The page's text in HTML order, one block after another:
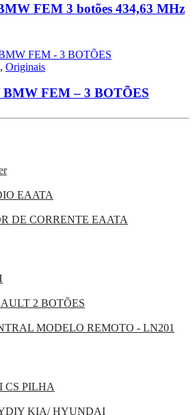
FEM 3 botões 434,63 MHz
, Originais
FEM – 3 BOTÕES
EAATA
DE CORRENTE EAATA
2 BOTÕES
MODELO REMOTO - LN201
CS PILHA
KIA/ HYUNDAI